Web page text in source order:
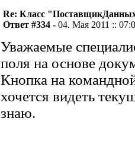
Re: Класс
Ответ #334 - 04. Мая 2011 ::
Уважаемые
поля на основе
Кнопка на
хочется видеть
знаю.